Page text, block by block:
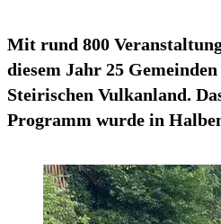
Mit rund 800
diesem Jahr 25
Steirischen Vulkanland.
Programm wurde in